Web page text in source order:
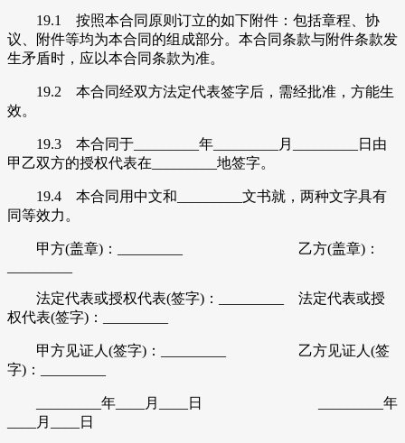
19.1 按照本合同原则订立的如下附件：包括章程、协
议、附件等均为本合同的组成部分。本合同条款与附件条款发
生矛盾时，应以本合同条款为准。
19.2 本合同经双方法定代表签字后，需经批准，方能生
效。
19.3 本合同于_________年_________月_________日由
甲乙双方的授权代表在_________地签字。
19.4 本合同用中文和_________文书就，两种文字具有
同等效力。
甲方(盖章)：_________ 乙方(盖章)：
法定代表或授权代表(签字)：_________ 法定代表或授
权代表(签字)：_________
甲方见证人(签字)：_________ 乙方见证人(签
字)：_________
_________年____月____日 _________年
____月____日